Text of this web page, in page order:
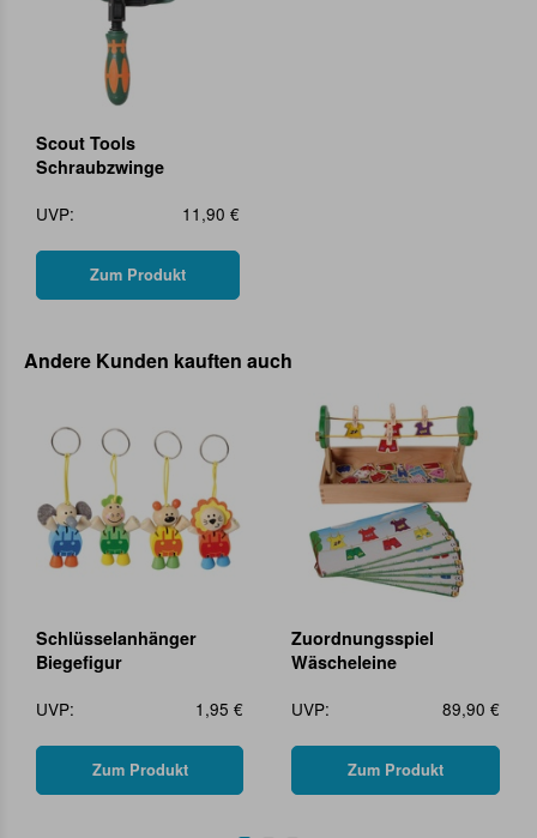
Scout Tools
Schraubzwinge
UVP:
11,90 €
Zum Produkt
Andere Kunden kauften auch
Schlüsselanhänger
Biegefigur
UVP:
1,95 €
Zum Produkt
Zuordnungsspiel
Wäscheleine
UVP:
89,90 €
Zum Produkt